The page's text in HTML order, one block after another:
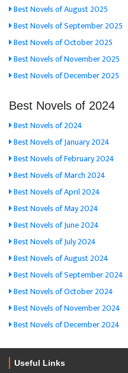
Best Novels of August 2025
Best Novels of September 2025
Best Novels of October 2025
Best Novels of November 2025
Best Novels of December 2025
Best Novels of 2024
Best Novels of 2024
Best Novels of January 2024
Best Novels of February 2024
Best Novels of March 2024
Best Novels of April 2024
Best Novels of May 2024
Best Novels of June 2024
Best Novels of July 2024
Best Novels of August 2024
Best Novels of September 2024
Best Novels of October 2024
Best Novels of November 2024
Best Novels of December 2024
Useful Links